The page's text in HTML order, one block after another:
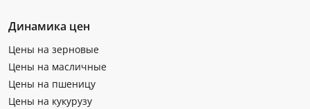
Динамика цен
Цены на зерновые
Цены на масличные
Цены на пшеницу
Цены на кукурузу